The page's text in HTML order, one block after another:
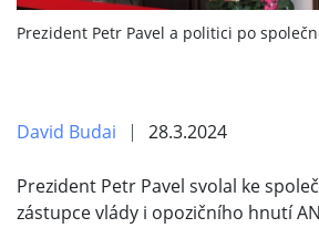
Prezident Petr Pavel a politici po
David Budai 28.3.2024
Prezident Petr Pavel svolal ke
zástupce vlády i opozičního hnutí